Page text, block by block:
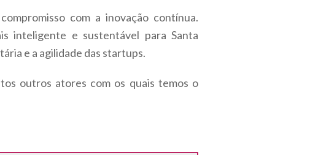
com a inovação contínua.
inteligente e sustentável para Santa
e a agilidade das startups.
outros atores com os quais temos o